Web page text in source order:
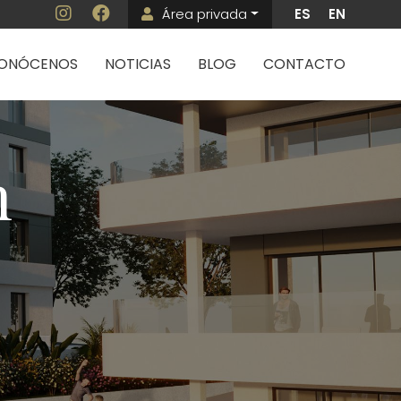
Menú de cuenta
Área privada ES EN
NOTICIAS BLOG CONTACTO